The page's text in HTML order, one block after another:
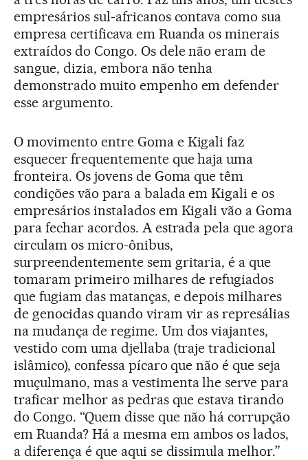
empresários sul-africanos contava como sua
empresa certificava em Ruanda os minerais
extraídos do Congo. Os dele não eram de
sangue, dizia, embora não tenha
demonstrado muito empenho em defender
esse argumento.
O movimento entre Goma e Kigali faz
esquecer frequentemente que haja uma
fronteira. Os jovens de Goma que têm
condições vão para a balada em Kigali e os
empresários instalados em Kigali vão a Goma
para fechar acordos. A estrada pela que agora
circulam os micro-ônibus,
surpreendentemente sem gritaria, é a que
tomaram primeiro milhares de refugiados
que fugiam das matanças, e depois milhares
de genocidas quando viram vir as represálias
na mudança de regime. Um dos viajantes,
vestido com uma djellaba (traje tradicional
islâmico), confessa pícaro que não é que seja
muçulmano, mas a vestimenta lhe serve para
traficar melhor as pedras que estava tirando
do Congo. “Quem disse que não há corrupção
em Ruanda? Há a mesma em ambos os lados,
a diferença é que aqui se dissimula melhor.”